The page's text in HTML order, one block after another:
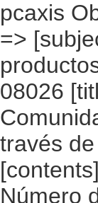
pcaxis Object ( [axis_version] => [creation_date] => 20090915 [note] => [subject_area] => Resultados por CC.AA. Utilización de productos TIC por las personas [subject_code] => 08 [matrix] => 08026 [title] => Usuarios de Internet en alguna ocasión por Comunidades Autónomas y motivos por los que no han comprado a través de Internet en los últimos 12 meses [description] => [contents] => Usuarios de Internet en alguna ocasión [units] => Número de personas (16 a 74 años) y porcentajes horizontales [stub] => Array ( [0] => Comunidades Autónomas ) [heading] => Array ( [0] => motivos por los que no han comprado a través de Internet